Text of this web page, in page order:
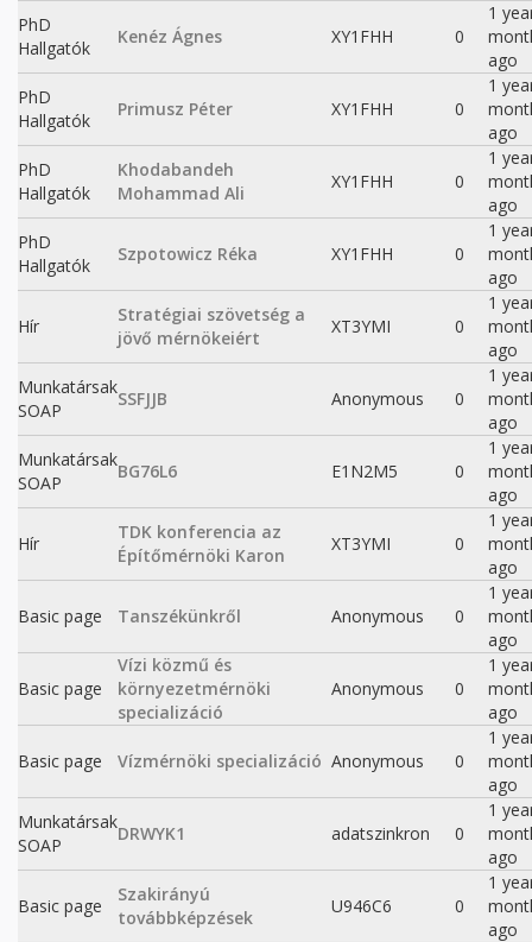
PhD
Hallgatók
Kenéz Ágnes XY1FHH 0
1
ago
PhD
Hallgatók
Primusz Péter XY1FHH 0
1
ago
PhD
Hallgatók
Khodabandeh
Mohammad Ali
XY1FHH 0
1
ago
PhD
Hallgatók
Szpotowicz Réka XY1FHH 0
1
ago
Hír
Stratégiai szövetség a
jövő mérnökeiért
XT3YMI 0
1
ago
Munkatársak
SOAP
SSFJJB Anonymous 0
1
ago
Munkatársak
SOAP
BG76L6 E1N2M5 0
1
ago
Hír
TDK konferencia az
Építőmérnöki Karon
XT3YMI 0
1
ago
Basic page Tanszékünkről Anonymous 0
1
ago
Basic page
Vízi közmű és
környezetmérnöki
specializáció
Anonymous 0
1
ago
Basic page Vízmérnöki specializáció Anonymous 0
1
ago
Munkatársak
SOAP
DRWYK1 adatszinkron 0
1
ago
Basic page
Szakirányú
továbbképzések
U946C6 0
1
ago